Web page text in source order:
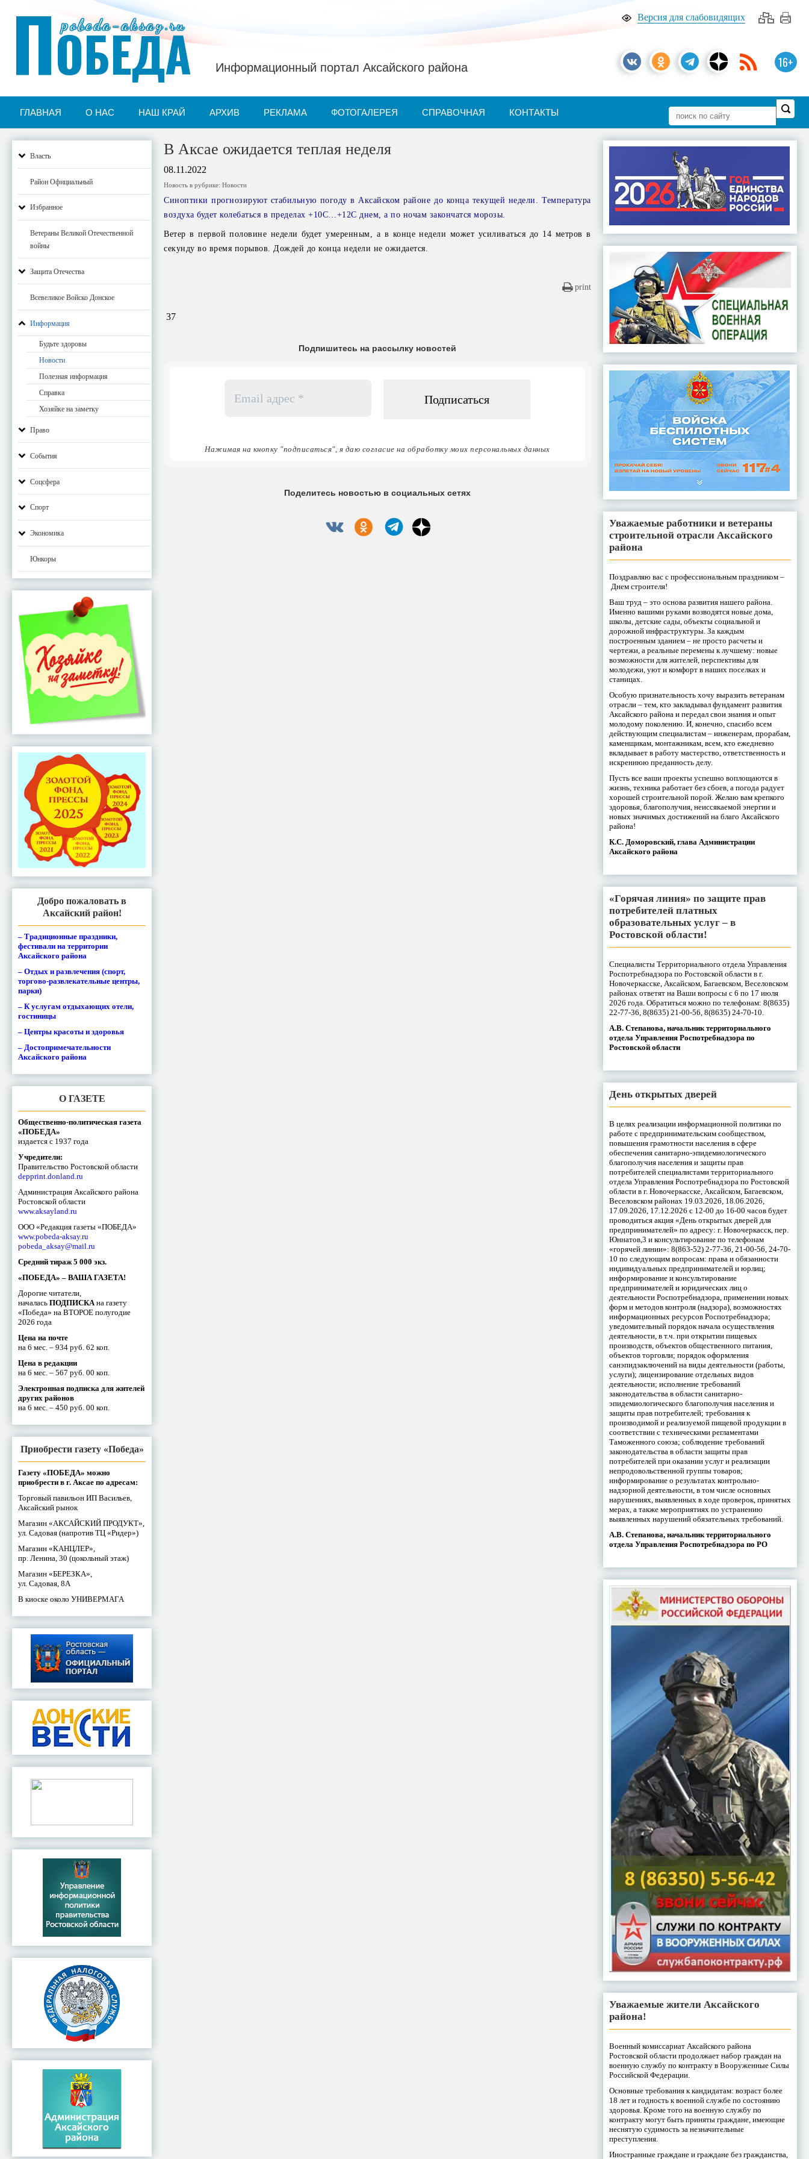
Версия для слабовидящих
16+
pobeda-aksay.ru
ПОБЕДА Информационный портал Аксайского района
ГЛАВНАЯ О НАС НАШ КРАЙ АРХИВ РЕКЛАМА ФОТОГАЛЕРЕЯ СПРАВОЧНАЯ КОНТАКТЫ
Власть
Район Официальный
Избранное
Ветераны Великой Отечественной
войны
Защита Отечества
Всевеликое Войско Донское
Информация
Будьте здоровы
Новости
Полезная информация
Справка
Хозяйке на заметку
Право
События
Соцсфера
Спорт
Экономика
Юнкоры
Добро пожаловать в
Аксайский район!
– Традиционные праздники,
фестивали на территории
Аксайского района
– Отдых и развлечения (спорт,
торгово-развлекательные центры,
парки)
– К услугам отдыхающих отели,
гостиницы
– Центры красоты и здоровья
– Достопримечательности
Аксайского района
О ГАЗЕТЕ
Общественно-политическая газета
«ПОБЕДА»
издается с 1937 года
Учредители:
Правительство Ростовской области
depprint.donland.ru
Администрация Аксайского района
Ростовской области
www.aksayland.ru
ООО «Редакция газеты «ПОБЕДА»
www.pobeda-aksay.ru
pobeda_aksay@mail.ru
Средний тираж 5 000 экз.
«ПОБЕДА» – ВАША ГАЗЕТА!
Дорогие читатели,
началась ПОДПИСКАна газету
«Победа» на ВТОРОЕ полугодие
2026 года
Цена на почте
на 6 мес. – 934 руб. 62 коп.
Цена в редакции
на 6 мес. – 567 руб. 00 коп.
Электронная подписка для жителей
других районов
на 6 мес. – 450 руб. 00 коп.
Приобрести газету «Победа»
Газету «ПОБЕДА» можно
приобрести в г. Аксае по адресам:
Торговый павильон ИП Васильев,
Аксайский рынок
Магазин «АКСАЙСКИЙ ПРОДУКТ»,
ул. Садовая (напротив ТЦ «Ридер»)
Магазин «КАНЦЛЕР»,
пр. Ленина, 30 (цокольный этаж)
Магазин «БЕРЕЗКА»,
ул. Садовая, 8А
В киоске около УНИВЕРМАГА
В Аксае ожидается теплая неделя
08.11.2022
Новость в рубрике:Новости
Синоптики прогнозируют стабильную погоду в Аксайском районе до конца текущей недели. Температура
воздуха будет колебаться в пределах +10С…+12С днем, а по ночам закончатся морозы.
Ветер в первой половине недели будет умеренным, а в конце недели может усиливаться до 14 метров в
секунду во время порывов. Дождей до конца недели не ожидается.
print
37
Подпишитесь на рассылку новостей
адрес
Нажимая на кнопку "подписаться", я даю согласие на обработку моих персональных данных
Поделитесь новостью в социальных сетях
Уважаемые работники и ветераны
строительной отрасли Аксайского
района
Поздравляю вас с профессиональным праздником –
Днем строителя!
Ваш труд – это основа развития нашего района.
Именно вашими руками возводятся новые дома,
школы, детские сады, объекты социальной и
дорожной инфраструктуры. За каждым
построенным зданием – не просто расчеты и
чертежи, а реальные перемены к лучшему: новые
возможности для жителей, перспективы для
молодежи, уют и комфорт в наших поселках и
станицах.
Особую признательность хочу выразить ветеранам
отрасли – тем, кто закладывал фундамент развития
Аксайского района и передал свои знания и опыт
молодому поколению. И, конечно, спасибо всем
действующим специалистам – инженерам, прорабам,
каменщикам, монтажникам, всем, кто ежедневно
вкладывает в работу мастерство, ответственность и
искреннюю преданность делу.
Пусть все ваши проекты успешно воплощаются в
жизнь, техника работает без сбоев, а погода радует
хорошей строительной порой. Желаю вам крепкого
здоровья, благополучия, неиссякаемой энергии и
новых значимых достижений на благо Аксайского
района!
К.С. Доморовский, глава Администрации
Аксайского района
«Горячая линия» по защите прав
потребителей платных
образовательных услуг – в
Ростовской области!
Специалисты Территориального отдела Управления
Роспотребнадзора по Ростовской области в г.
Новочеркасске, Аксайском, Багаевском, Веселовском
районах ответят на Ваши вопросы с 6 по 17 июля
2026 года. Обратиться можно по телефонам: 8(8635)
22-77-36, 8(8635) 21-00-56, 8(8635) 24-70-10.
А.В. Степанова, начальник территориального
отдела Управления Роспотребнадзора по
Ростовской области
День открытых дверей
В целях реализации информационной политики по
работе с предпринимательским сообществом,
повышения грамотности населения в сфере
обеспечения санитарно-эпидемиологического
благополучия населения и защиты прав
потребителей специалистами территориального
отдела Управления Роспотребнадзора по Ростовской
области в г. Новочеркасске, Аксайском, Багаевском,
Веселовском районах 19.03.2026, 18.06.2026,
17.09.2026, 17.12.2026 с 12-00 до 16-00 часов будет
проводиться акция «День открытых дверей для
предпринимателей» по адресу: г. Новочеркасск, пер.
Юннатов,3 и консультирование по телефонам
«горячей линии»: 8(863-52) 2-77-36, 21-00-56, 24-70-
10 по следующим вопросам: права и обязанности
индивидуальных предпринимателей и юрлиц;
информирование и консультирование
предпринимателей и юридических лиц о
деятельности Роспотребнадзора, применении новых
форм и методов контроля (надзора), возможностях
информационных ресурсов Роспотребнадзора;
уведомительный порядок начала осуществления
деятельности, в т.ч. при открытии пищевых
производств, объектов общественного питания,
объектов торговли; порядок оформления
санэпидзаключений на виды деятельности (работы,
услуги); лицензирование отдельных видов
деятельности; исполнение требований
законодательства в области санитарно-
эпидемиологического благополучия населения и
защиты прав потребителей; требования к
производимой и реализуемой пищевой продукции в
соответствии с техническими регламентами
Таможенного союза; соблюдение требований
законодательства в области защиты прав
потребителей при оказании услуг и реализации
непродовольственной группы товаров;
информирование о результатах контрольно-
надзорной деятельности, в том числе основных
нарушениях, выявленных в ходе проверок, принятых
мерах, а также мероприятиях по устранению
выявленных нарушений обязательных требований.
А.В. Степанова, начальник территориального
отдела Управления Роспотребнадзора по РО
Уважаемые жители Аксайского
района!
Военный комиссариат Аксайского района
Ростовской области продолжает набор граждан на
военную службу по контракту в Вооруженные Силы
Российской Федерации.
Основные требования к кандидатам: возраст более
18 лет и годность к военной службе по состоянию
здоровья. Кроме того на военную службу по
контракту могут быть приняты граждане, имеющие
неснятую судимость за незначительные
преступления.
Иностранные граждане и граждане без гражданства,